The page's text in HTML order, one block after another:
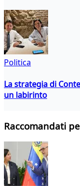
Politica
La strategia di
un labirinto
Raccomandati